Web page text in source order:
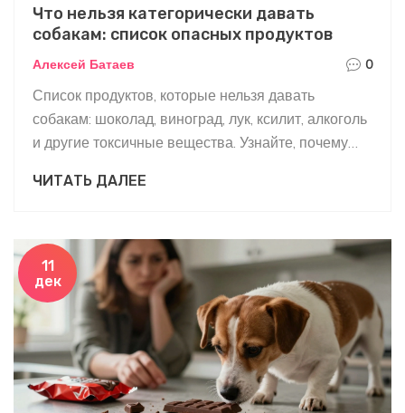
Что нельзя категорически давать
собакам: список опасных продуктов
Алексей Батаев 0
Список продуктов, которые нельзя давать
собакам: шоколад, виноград, лук, ксилит, алкоголь
и другие токсичные вещества. Узнайте, почему
как защитить питомца.
ЧИТАТЬ ДАЛЕЕ
11
дек